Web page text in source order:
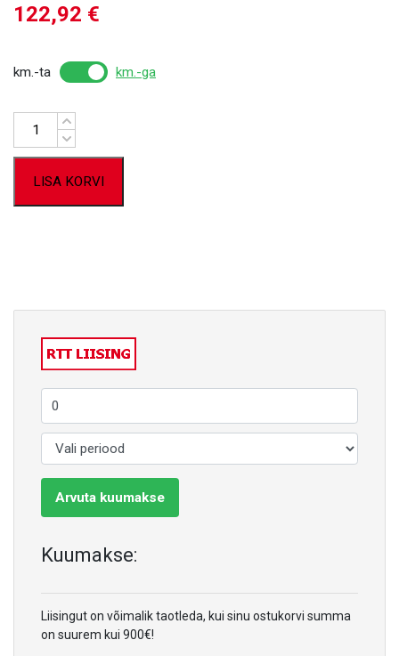
122,92 €
km.-ta km.-ga
Kogus
LISA KORVI
Arvuta kuumakse
Kuumakse:
Liisingut on võimalik taotleda, kui sinu ostukorvi summa
on suurem kui 900€!